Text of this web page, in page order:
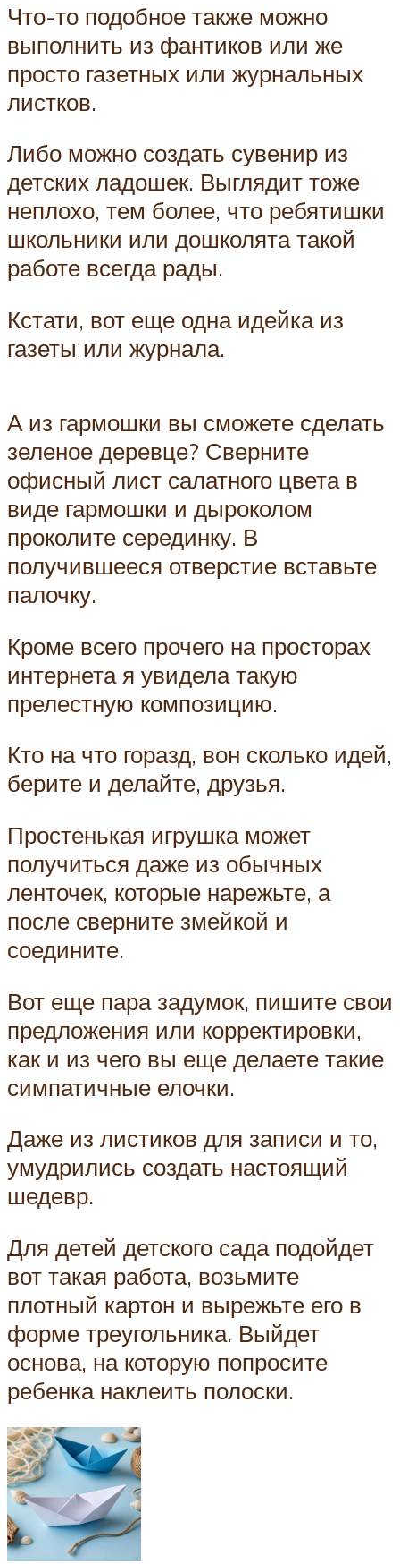
Что-то подобное также можно
выполнить из фантиков или же
просто газетных или журнальных
листков.
Либо можно создать сувенир из
детских ладошек. Выглядит тоже
неплохо, тем более, что ребятишки
школьники или дошколята такой
работе всегда рады.
Кстати, вот еще одна идейка из
газеты или журнала.
А из гармошки вы сможете сделать
зеленое деревце? Сверните
офисный лист салатного цвета в
виде гармошки и дыроколом
проколите серединку. В
получившееся отверстие вставьте
палочку.
Кроме всего прочего на просторах
интернета я увидела такую
прелестную композицию.
Кто на что горазд, вон сколько идей,
берите и делайте, друзья.
Простенькая игрушка может
получиться даже из обычных
ленточек, которые нарежьте, а
после сверните змейкой и
соедините.
Вот еще пара задумок, пишите свои
предложения или корректировки,
как и из чего вы еще делаете такие
симпатичные елочки.
Даже из листиков для записи и то,
умудрились создать настоящий
шедевр.
Для детей детского сада подойдет
вот такая работа, возьмите
плотный картон и вырежьте его в
форме треугольника. Выйдет
основа, на которую попросите
ребенка наклеить полоски.